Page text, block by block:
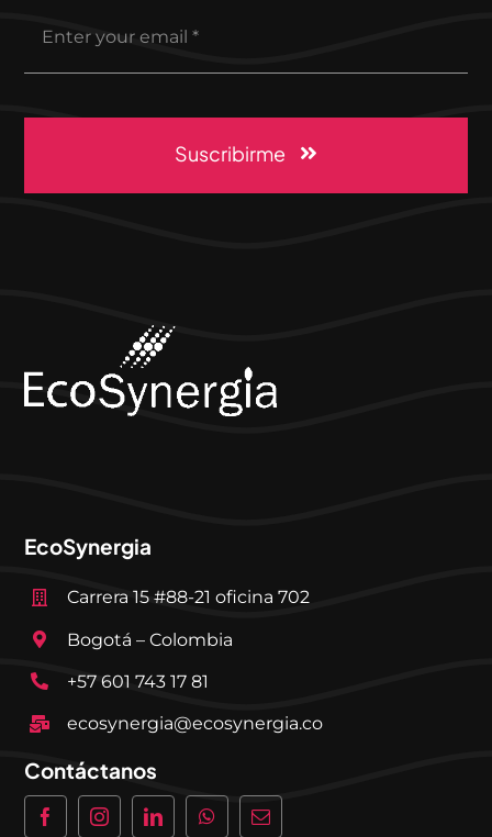
Suscribirme
EcoSynergia
Carrera 15 #88-21 oficina 702
Bogotá – Colombia
+57 601 743 17 81
ecosynergia@ecosynergia.co
Contáctanos